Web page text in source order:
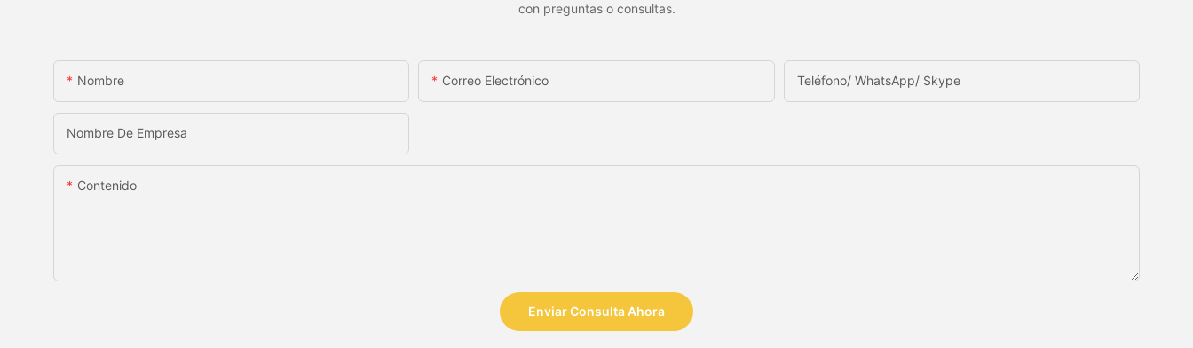
con preguntas o consultas.
Nombre Correo Electrónico Teléfono/ WhatsApp/ Skype
Nombre De Empresa
Contenido
Enviar Consulta Ahora